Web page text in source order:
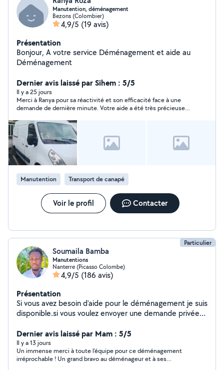
Manutention, déménagement
Bezons (Colombier)
4,9/5 (19 avis)
Présentation
Bonjour, A votre service Déménagement et aide au
Déménagement
Dernier avis laissé par Sihem : 5/5
Il y a 25 jours
Merci à Ranya pour sa réactivité et son efficacité face à une
demande de dernière minute. Votre aide a été très précieuse
Manutention Transport de canapé
Voir le profil Contacter
Particulier
Soumaila Bamba
Manutentions
Nanterre (Picasso Colombe)
4,9/5 (186 avis)
Présentation
Si vous avez besoin d'aide pour le déménagement je suis
disponible.si vous voulez envoyer une demande privée
Dernier avis laissé par Mam : 5/5
Il y a 13 jours
Un immense merci à toute l'équipe pour ce déménagement
irréprochable ! Un grand bravo au déménageur et à ses